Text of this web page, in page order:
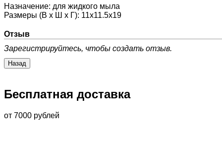
Назначение: для жидкого мыла
Размеры (В х Ш х Г): 11x11.5x19
Отзыв
Зарегистрируйтесь, чтобы создать отзыв.
Бесплатная доставка
от 7000 рублей